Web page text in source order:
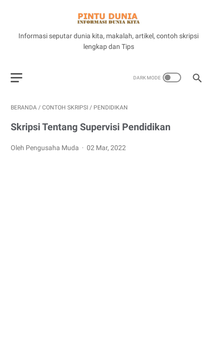
Informasi seputar dunia kita, makalah, artikel, contoh skripsi
lengkap dan Tips
BERANDA / CONTOH SKRIPSI / PENDIDIKAN
Skripsi Tentang Supervisi Pendidikan
Oleh Pengusaha Muda 02 Mar, 2022